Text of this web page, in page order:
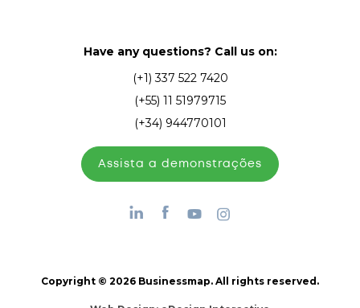
Have any questions? Call us on:
(+1) 337 522 7420
(+55) 11 51979715
(+34) 944770101
Assista а demonstrações
Copyright © 2026 Businessmap. All rights reserved.